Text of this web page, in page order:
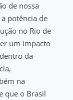
de nossa
potência de
no Rio de
um impacto
da
na
que o Brasil